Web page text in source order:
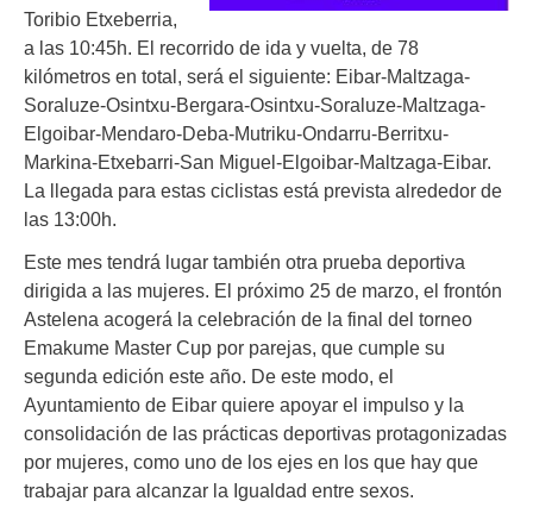
Toribio Etxeberria,
a las 10:45h. El recorrido de ida y vuelta, de 78
kilómetros en total, será el siguiente: Eibar-Maltzaga-
Soraluze-Osintxu-Bergara-Osintxu-Soraluze-Maltzaga-
Elgoibar-Mendaro-Deba-Mutriku-Ondarru-Berritxu-
Markina-Etxebarri-San Miguel-Elgoibar-Maltzaga-Eibar.
La llegada para estas ciclistas está prevista alrededor de
las 13:00h.
Este mes tendrá lugar también otra prueba deportiva
dirigida a las mujeres. El próximo 25 de marzo, el frontón
Astelena acogerá la celebración de la final del torneo
Emakume Master Cup por parejas, que cumple su
segunda edición este año. De este modo, el
Ayuntamiento de Eibar quiere apoyar el impulso y la
consolidación de las prácticas deportivas protagonizadas
por mujeres, como uno de los ejes en los que hay que
trabajar para alcanzar la Igualdad entre sexos.